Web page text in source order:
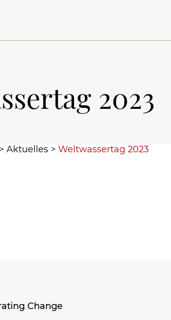
2023
> Aktuelles > Weltwassertag 2023
Change